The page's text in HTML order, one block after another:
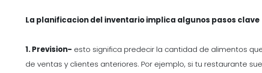
La planificacion del inventario implica algunos pasos clave
1. Prevision- esto significa predecir la cantidad de alimentos
de ventas y clientes anteriores. Por ejemplo, si tu restaurante